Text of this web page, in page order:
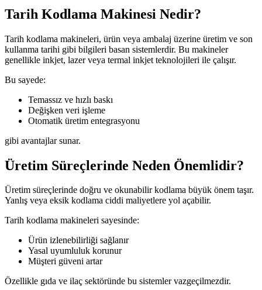
Tarih Kodlama Makinesi Nedir?
Tarih kodlama makineleri, ürün veya ambalaj üzerine üretim ve son
kullanma tarihi gibi bilgileri basan sistemlerdir. Bu makineler
genellikle inkjet, lazer veya termal inkjet teknolojileri ile çalışır.
Bu sayede:
Temassız ve hızlı baskı
Değişken veri işleme
Otomatik üretim entegrasyonu
gibi avantajlar sunar.
Üretim Süreçlerinde Neden Önemlidir?
Üretim süreçlerinde doğru ve okunabilir kodlama büyük önem taşır.
Yanlış veya eksik kodlama ciddi maliyetlere yol açabilir.
Tarih kodlama makineleri sayesinde:
Ürün izlenebilirliği sağlanır
Yasal uyumluluk korunur
Müşteri güveni artar
Özellikle gıda ve ilaç sektöründe bu sistemler vazgeçilmezdir.